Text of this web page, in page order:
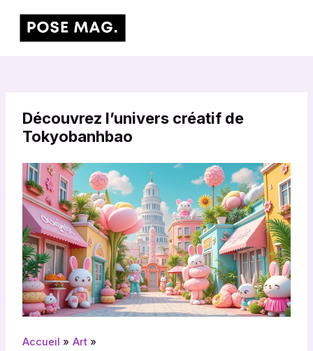
contenu
Découvrez l’univers créatif de
Tokyobanhbao
Accueil
Art